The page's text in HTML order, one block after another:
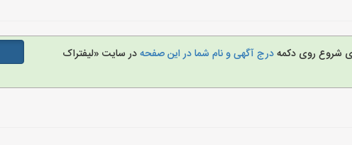
شروع روی دکمهدرج آگهی و نام شما در این صفحهدر سایت «لیفتراک